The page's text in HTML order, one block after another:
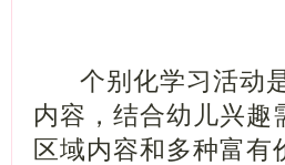
个别化学习活动是
内容，结合幼儿兴趣
区域内容和多种富